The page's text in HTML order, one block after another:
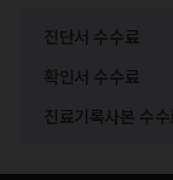
진단서 수수료
확인서 수수료
진료기록사본 수수